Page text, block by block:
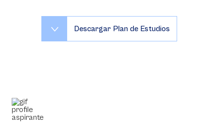
Descargar Plan de Estudios